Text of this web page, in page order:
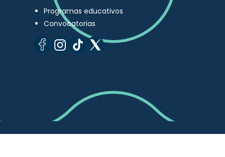
Programas educativos
Convocatorias